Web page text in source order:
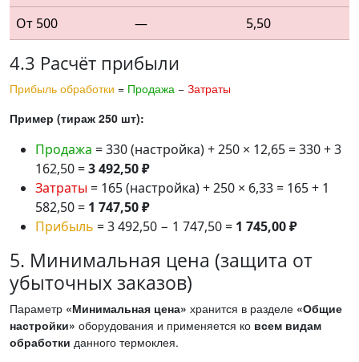
От 500 — 5,50
4.3 Расчёт прибыли
Прибыль обработки = Продажа − Затраты
Пример (тираж 250 шт):
Продажа = 330 (настройка) + 250 × 12,65 = 330 + 3
162,50 =3 492,50 ₽
Затраты = 165 (настройка) + 250 × 6,33 = 165 + 1
582,50 = 1 747,50 ₽
Прибыль = 3 492,50 − 1 747,50 = 1 745,00 ₽
5. Минимальная цена (защита от
убыточных заказов)
Параметр «Минимальная цена» хранится в разделе «Общие
настройки» оборудования и применяется ко всем видам
обработки данного термоклея.